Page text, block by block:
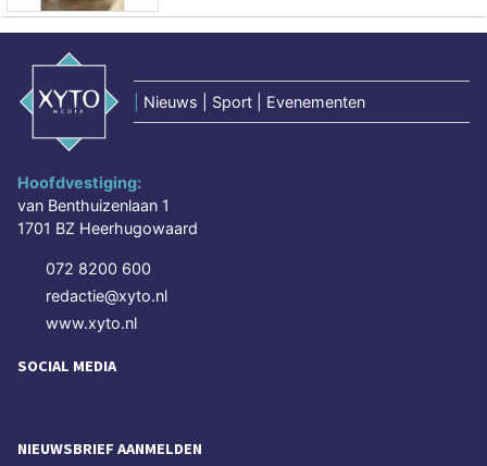
Nieuws | Sport | Evenementen
Hoofdvestiging:
van Benthuizenlaan 1
1701 BZ Heerhugowaard
072 8200 600
redactie@xyto.nl
www.xyto.nl
SOCIAL MEDIA
NIEUWSBRIEF AANMELDEN